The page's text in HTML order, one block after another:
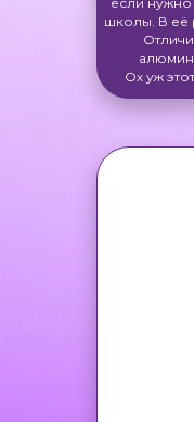
школы. В её
Ох уж